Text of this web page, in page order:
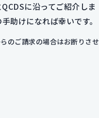
に沿ってご紹介しま
助けになれば幸いです。
のご請求の場合はお断りさせ